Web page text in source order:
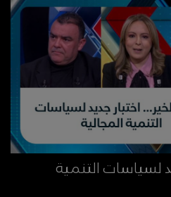
لسياسات التنمية